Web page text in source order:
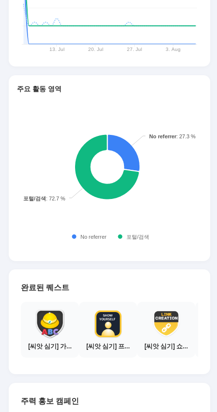
주요 활동 영역
완료된 퀘스트
[씨앗 심기] 가이드보기 - 매체별 활동 가이드 [씨앗 심기] 프로필 사진 등록하기 [씨앗 심기] 쇼핑몰 링크 발급하기 - 제휴몰 10곳
주력 홍보 캠페인